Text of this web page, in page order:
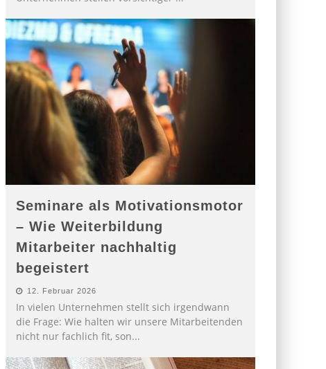
Seminare als Motivationsmotor
– Wie Weiterbildung
Mitarbeiter nachhaltig
begeistert
12. Februar 2026
In vielen Unternehmen stellt sich irgendwann
die Frage: Wie halten wir unsere Mitarbeitenden
nicht nur fachlich fit, son...